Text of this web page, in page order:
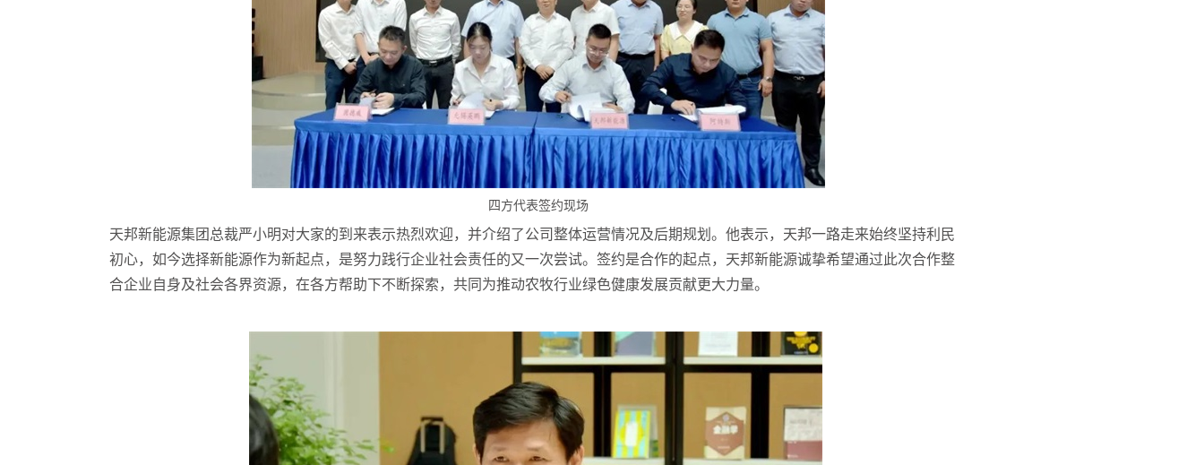
四方代表签约现场
天邦新能源集团总裁严小明对大家的到来表示热烈欢迎，并介绍了公司整体运营情况及后期规划。他表示，天邦一路走来始终坚持利民
初心，如今选择新能源作为新起点，是努力践行企业社会责任的又一次尝试。签约是合作的起点，天邦新能源诚挚希望通过此次合作整
合企业自身及社会各界资源，在各方帮助下不断探索，共同为推动农牧行业绿色健康发展贡献更大力量。